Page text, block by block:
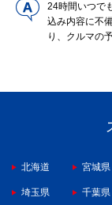
24時間いつで
込み内容に不
り、クルマの
北海道 宮城県
埼玉県 千葉県